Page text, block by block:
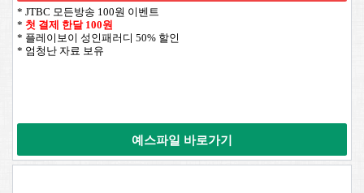
* JTBC 모든방송 100원 이벤트
* 첫 결제 한달 100원
* 플레이보이 성인패러디 50% 할인
* 엄청난 자료 보유
예스파일 바로가기